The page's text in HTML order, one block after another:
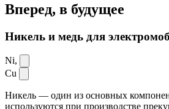
Вперед, в будущее
Никель и медь для
Ni,
Cu
Никель — один из основных
используются при производстве